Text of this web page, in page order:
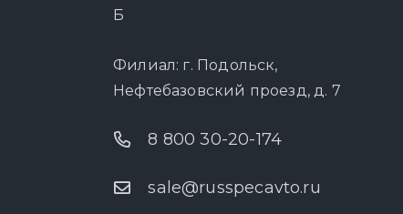
Б
Филиал: г. Подольск,
Нефтебазовский проезд, д. 7
8 800 30-20-174
sale@russpecavto.ru